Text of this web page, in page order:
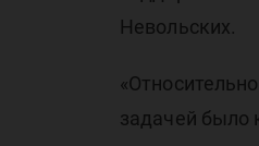
Невольских.
задачей было